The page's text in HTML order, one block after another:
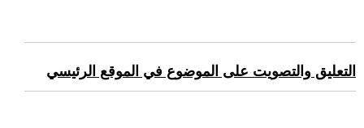
التعليق والتصويت على الموضوع في الموقع الرئيسي